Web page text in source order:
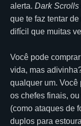
alerta. Dark Scrolls
que te faz tentar
difícil que muitas
Você pode
vida, mas
qualquer um. Você
os chefes finais,
(como ataques de
duplos para